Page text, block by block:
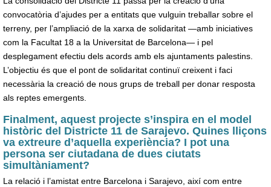
convocatòria d’ajudes per a entitats que vulguin treballar sobre el
terreny, per l’ampliació de la xarxa de solidaritat —amb iniciatives
com la Facultat 18 a la Universitat de Barcelona— i pel
desplegament efectiu dels acords amb els ajuntaments palestins.
L’objectiu és que el pont de solidaritat continuï creixent i faci
necessària la creació de nous grups de treball per donar resposta
als reptes emergents.
Finalment, aquest projecte s’inspira en el model
històric del Districte 11 de Sarajevo. Quines lliçons
va extreure d’aquella experiència? I pot una
persona ser ciutadana de dues ciutats
simultàniament?
La relació i l’amistat entre Barcelona i Sarajevo, així com entre